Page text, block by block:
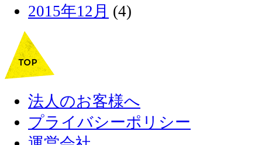
2015年12月 (4)
法人のお客様へ
プライバシーポリシー